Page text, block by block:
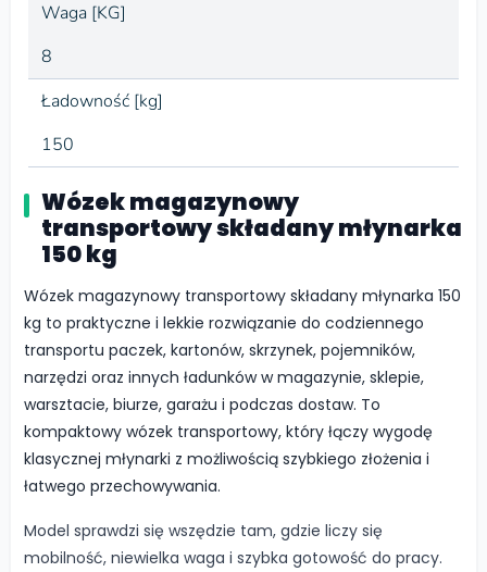
Waga [KG]
8
Ładowność [kg]
150
Wózek magazynowy
transportowy składany młynarka
150 kg
Wózek magazynowy transportowy składany młynarka 150
kg to praktyczne i lekkie rozwiązanie do codziennego
transportu paczek, kartonów, skrzynek, pojemników,
narzędzi oraz innych ładunków w magazynie, sklepie,
warsztacie, biurze, garażu i podczas dostaw. To
kompaktowy wózek transportowy, który łączy wygodę
klasycznej młynarki z możliwością szybkiego złożenia i
łatwego przechowywania.
Model sprawdzi się wszędzie tam, gdzie liczy się
mobilność, niewielka waga i szybka gotowość do pracy.